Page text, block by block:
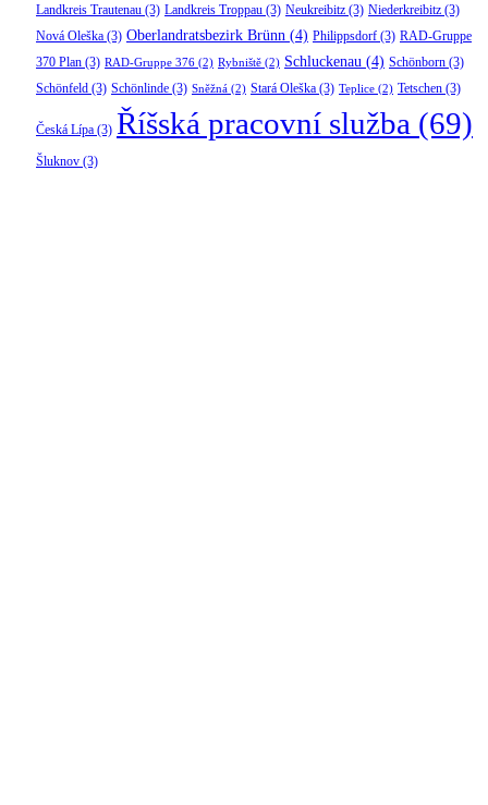
Landkreis Trautenau (3) Landkreis Troppau (3) Neukreibitz (3) Niederkreibitz (3)
Nová Oleška (3) Oberlandratsbezirk Brünn (4) Philippsdorf (3) RAD-Gruppe
370 Plan (3) RAD-Gruppe 376 (2) Rybniště (2) Schluckenau (4) Schönborn (3)
Schönfeld (3) Schönlinde (3) Sněžná (2) Stará Oleška (3) Teplice (2) Tetschen (3)
Česká Lípa (3) Říšská pracovní služba (69)
Šluknov (3)